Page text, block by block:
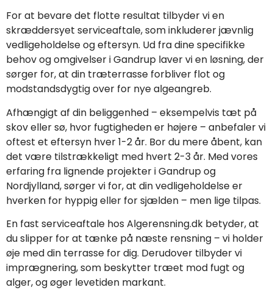
For at bevare det flotte resultat tilbyder vi en
skræddersyet serviceaftale, som inkluderer jævnlig
vedligeholdelse og eftersyn. Ud fra dine specifikke
behov og omgivelser i Gandrup laver vi en løsning, der
sørger for, at din træterrasse forbliver flot og
modstandsdygtig over for nye algeangreb.
Afhængigt af din beliggenhed – eksempelvis tæt på
skov eller sø, hvor fugtigheden er højere – anbefaler vi
oftest et eftersyn hver 1-2 år. Bor du mere åbent, kan
det være tilstrækkeligt med hvert 2-3 år. Med vores
erfaring fra lignende projekter i Gandrup og
Nordjylland, sørger vi for, at din vedligeholdelse er
hverken for hyppig eller for sjælden – men lige tilpas.
En fast serviceaftale hos Algerensning.dk betyder, at
du slipper for at tænke på næste rensning – vi holder
øje med din terrasse for dig. Derudover tilbyder vi
imprægnering, som beskytter træet mod fugt og
alger, og øger levetiden markant.